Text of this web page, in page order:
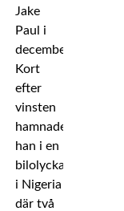
Jake
Paul i
december.
Kort
efter
vinsten
hamnade
han i en
bilolycka
i Nigeria
där två